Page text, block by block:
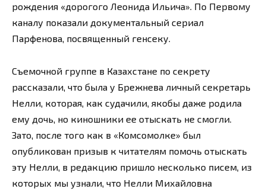
рождения «дорогого Леонида Ильича». По Первому
каналу показали документальный сериал
Парфенова, посвященный генсеку.
Съемочной группе в Казахстане по секрету
рассказали, что была у Брежнева личный секретарь
Нелли, которая, как судачили, якобы даже родила
ему дочь, но киношники ее отыскать не смогли.
Зато, после того как в «Комсомолке» был
опубликован призыв к читателям помочь отыскать
эту Нелли, в редакцию пришло несколько писем, из
которых мы узнали, что Нелли Михайловна